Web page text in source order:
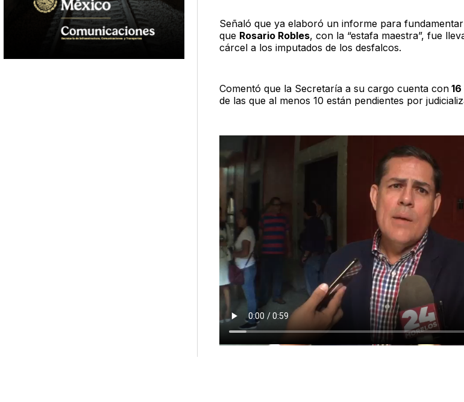
Señaló que ya elaboró un informe para
que Rosario Robles, con la “estafa maestra”, fue
cárcel a los imputados de los desfalcos.
Comentó que la Secretaría a su cargo cuenta con16
de las que al menos 10 están pendientes por